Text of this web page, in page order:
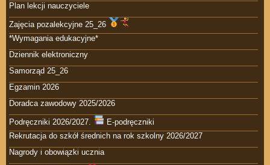
Plan lekcji nauczyciele
Zajęcia pozalekcyjne 25_26
*Wymagania edukacyjne*
Dziennik elektroniczny
Samorząd 25_26
Egzamin 2026
Doradca zawodowy 2025/2026
Podręczniki 2026/2027.
E-podręczniki
Rekrutacja do szkół średnich na rok szkolny 2026/2027
Nagrody i obowiązki ucznia